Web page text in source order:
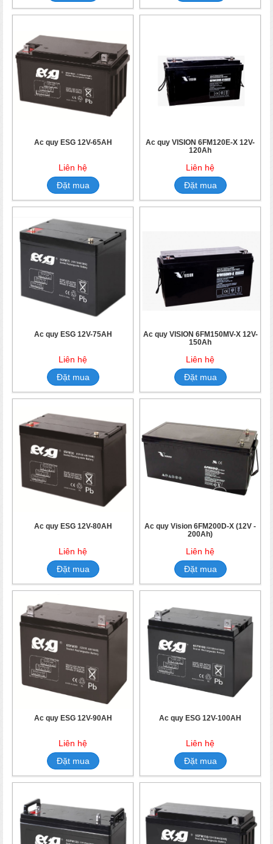
Ắc quy ESG 12V-65AH
Liên hệ
Đặt mua
Ắc quy VISION 6FM120E-X 12V-
120Ah
Liên hệ
Đặt mua
Ắc quy ESG 12V-75AH
Liên hệ
Đặt mua
Ắc quy VISION 6FM150MV-X 12V-
150Ah
Liên hệ
Đặt mua
Ắc quy ESG 12V-80AH
Liên hệ
Đặt mua
Ắc quy Vision 6FM200D-X (12V -
200Ah)
Liên hệ
Đặt mua
Ắc quy ESG 12V-90AH
Liên hệ
Đặt mua
Ắc quy ESG 12V-100AH
Liên hệ
Đặt mua